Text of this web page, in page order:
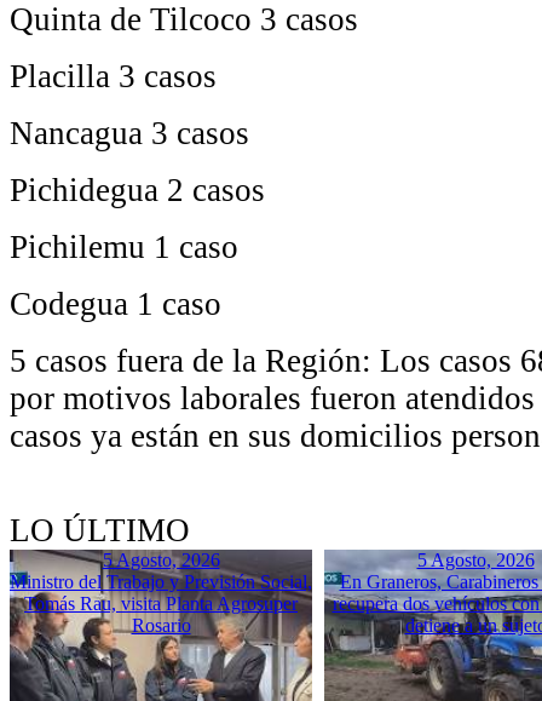
Quinta de Tilcoco 3 casos
Placilla 3 casos
Nancagua 3 casos
Pichidegua 2 casos
Pichilemu 1 caso
Codegua 1 caso
5 casos fuera de la Región: Los casos
por motivos laborales fueron
casos ya están en sus domicilios
LO ÚLTIMO
5 Agosto, 2026
Ministro del Trabajo y Previsión Social,
Tomás Rau, visita Planta Agrosuper
Rosario
5 Agosto, 2026
En Graneros,
recupera dos vehículos
detiene a un